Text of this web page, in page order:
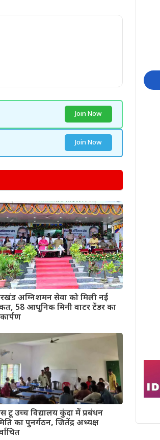
Join Now
Join Now
अग्निशमन सेवा को मिली नई
58 आधुनिक मिनी वाटर टेंडर का
टू उच्च विद्यालय कुंदा में प्रबंधन
का पुनर्गठन, जितेंद्र अध्यक्ष